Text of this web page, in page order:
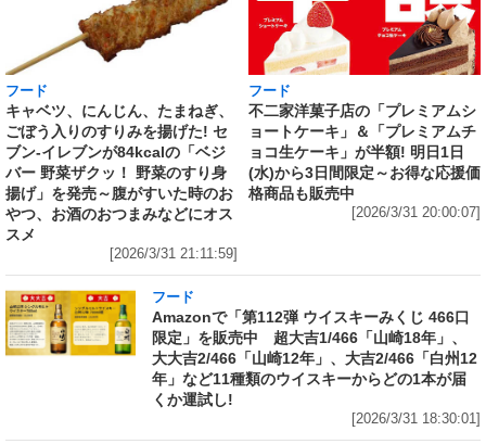
フード
キャベツ、にんじん、たまねぎ、
ごぼう入りのすりみを揚げた! セ
ブン‐イレブンが84kcalの「ベジ
バー 野菜ザクッ！ 野菜のすり身
揚げ」を発売～腹がすいた時のお
やつ、お酒のおつまみなどにオス
スメ
[2026/3/31 21:11:59]
フード
不二家洋菓子店の「プレミアムシ
ョートケーキ」＆「プレミアムチ
ョコ生ケーキ」が半額! 明日1日
(水)から3日間限定～お得な応援価
格商品も販売中
[2026/3/31 20:00:07]
フード
Amazonで「第112弾 ウイスキーみくじ 466口
限定」を販売中 超大吉1/466「山崎18年」、
大大吉2/466「山崎12年」、大吉2/466「白州12
年」など11種類のウイスキーからどの1本が届
くか運試し!
[2026/3/31 18:30:01]